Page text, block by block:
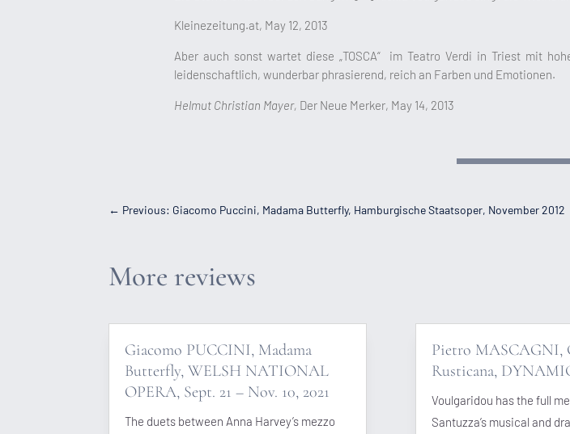
Kleinezeitung.at, May 12, 2013
Aber auch sonst wartet diese „TOSCA“ im Teatro Verdi in Triest mit
leidenschaftlich, wunderbar phrasierend, reich an Farben und Emotionen.
Helmut Christian Mayer, Der Neue Merker, May 14, 2013
← Previous: Giacomo Puccini, Madama Butterfly, Hamburgische Staatsoper, November 2012
More reviews
Giacomo PUCCINI, Madama
Butterfly, WELSH NATIONAL
OPERA, Sept. 21 – Nov. 10, 2021
The duets between Anna Harvey’s mezzo
Pietro MASCAGNI,
Rusticana,
Voulgaridou has the full
Santuzza’s musical and